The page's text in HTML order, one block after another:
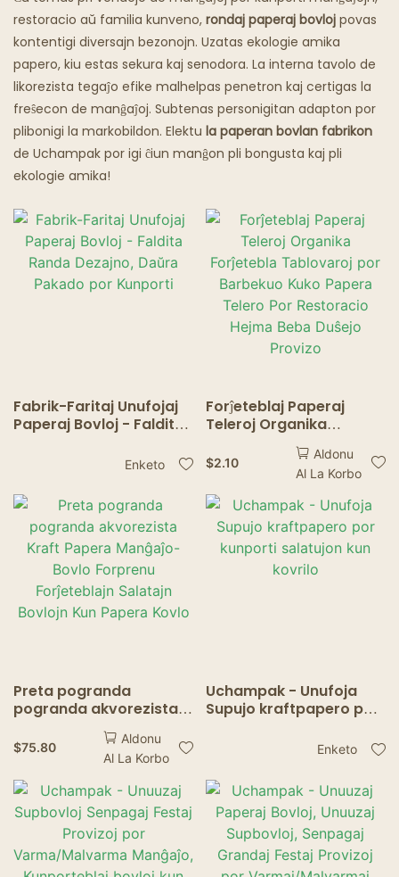
restoracio aŭ familia kunveno, rondaj paperaj bovloj povas
kontentigi diversajn bezonojn. Uzatas ekologie amika
papero, kiu estas sekura kaj senodora. La interna tavolo de
likorezista tegaĵo efike malhelpas penetron kaj certigas la
freŝecon de manĝaĵoj. Subtenas personigitan adapton por
plibonigi la markobildon. Elektu la paperan bovlan fabrikon
de Uchampak por igi ĉiun manĝon pli bongusta kaj pli
ekologie amika!
Fabrik-Faritaj Unufojaj
Paperaj Bovloj - Faldita
Pakado por Kunporti
Enketo
Forĵeteblaj Paperaj
Teleroj Organika
Forĵetebla Tablovaroj
por Barbekuo Kuko
Papera Telero Por
Restoracio Hejma Beba
Duŝejo Provizo
$2.10
Aldonu
Al La Korbo
Preta pogranda
pogranda akvorezista
Kraft Papera Manĝaĵo-
Bovlo Forprenu
Forĵeteblajn Salatajn
Bovlojn Kun Papera
Kovlo
$75.80
Aldonu
Al La Korbo
Uchampak - Unufoja
Supujo kraftpapero por
Enketo